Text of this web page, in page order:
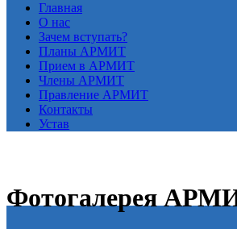
Главная
О нас
Зачем вступать?
Планы АРМИТ
Прием в АРМИТ
Члены АРМИТ
Правление АРМИТ
Контакты
Устав
Фотогалерея